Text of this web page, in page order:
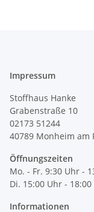
Impressum
Stoffhaus Hanke
Grabenstraße 10
02173 51244
40789 Monheim am
Öffnungszeiten
Mo. - Fr. 9:30 Uhr -
Di. 15:00 Uhr -
Informationen